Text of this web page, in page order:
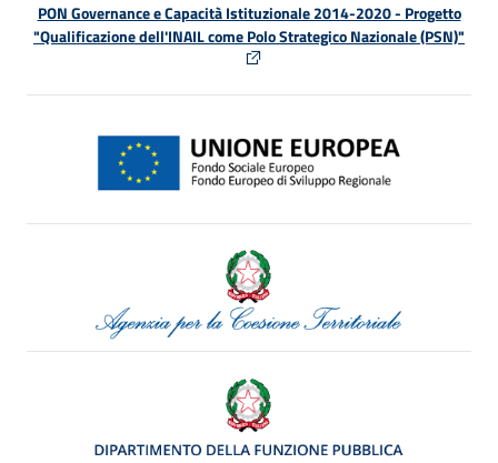
PON Governance e Capacità Istituzionale 2014-2020 - Progetto
"Qualificazione dell'INAIL come Polo Strategico Nazionale (PSN)"